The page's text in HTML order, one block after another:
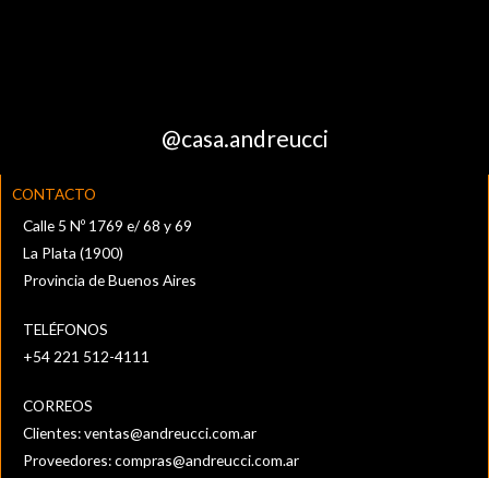
@casa.andreucci
CONTACTO
Calle 5 Nº 1769 e/ 68 y 69
La Plata (1900)
Provincia de Buenos Aires
TELÉFONOS
+54 221 512-4111‬
CORREOS
Clientes:ventas@andreucci.com.ar
Proveedores:compras@andreucci.com.ar